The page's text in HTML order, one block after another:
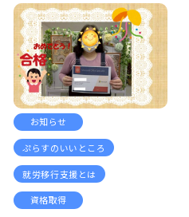
お知らせ
ぷらすのいいところ
就労移行支援とは
資格取得